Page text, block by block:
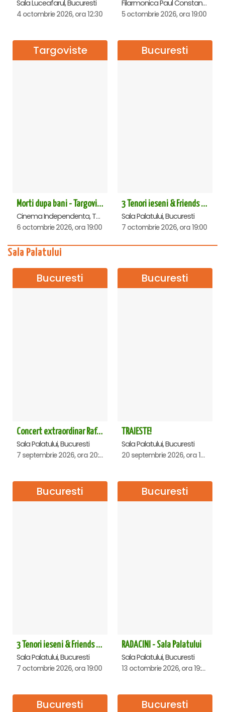
Sala Luceafarul, Bucuresti
4 octombrie 2026, ora 12:30
Filarmonica Paul Constantinescu, Ploiesti
5 octombrie 2026, ora 19:00
Targoviste
Morti dupa bani - Targoviste
Cinema Independenta, Targoviste
6 octombrie 2026, ora 19:00
Bucuresti
3 Tenori ieseni & Friends - Sala Palatului
Sala Palatului, Bucuresti
7 octombrie 2026, ora 19:00
Sala Palatului
Bucuresti
Concert extraordinar Rafet El Roman - Sala Palatului
Sala Palatului, Bucuresti
7 septembrie 2026, ora 20:00
Bucuresti
TRAIESTE!
Sala Palatului, Bucuresti
20 septembrie 2026, ora 18:00
Bucuresti
3 Tenori ieseni & Friends - Sala Palatului
Sala Palatului, Bucuresti
7 octombrie 2026, ora 19:00
Bucuresti
RADACINI - Sala Palatului
Sala Palatului, Bucuresti
13 octombrie 2026, ora 19:00
Bucuresti Bucuresti